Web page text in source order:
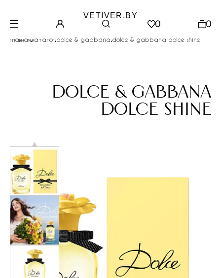
VETIVER.BY
0 0
главная.каталог.dolce & gabbana.dolce & gabbana dolce shine
dolce & gabbana
dolce shine